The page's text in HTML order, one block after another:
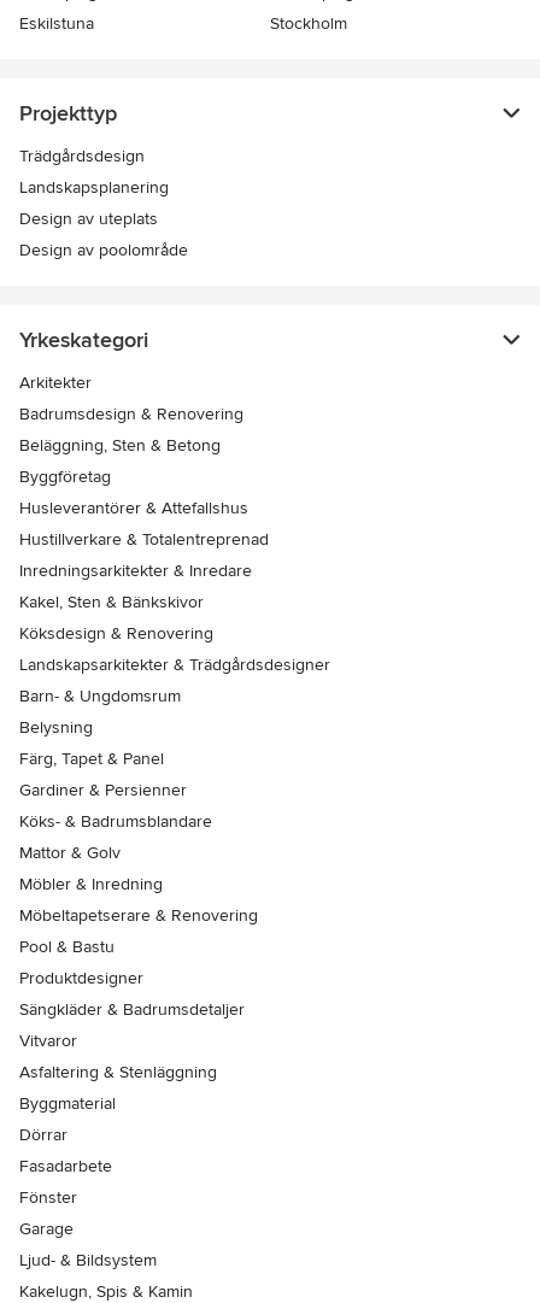
Eskilstuna
Stockholm
Projekttyp
Trädgårdsdesign
Landskapsplanering
Design av uteplats
Design av poolområde
Yrkeskategori
Arkitekter
Badrumsdesign & Renovering
Beläggning, Sten & Betong
Byggföretag
Husleverantörer & Attefallshus
Hustillverkare & Totalentreprenad
Inredningsarkitekter & Inredare
Kakel, Sten & Bänkskivor
Köksdesign & Renovering
Landskapsarkitekter & Trädgårdsdesigner
Barn- & Ungdomsrum
Belysning
Färg, Tapet & Panel
Gardiner & Persienner
Köks- & Badrumsblandare
Mattor & Golv
Möbler & Inredning
Möbeltapetserare & Renovering
Pool & Bastu
Produktdesigner
Sängkläder & Badrumsdetaljer
Vitvaror
Asfaltering & Stenläggning
Byggmaterial
Dörrar
Fasadarbete
Fönster
Garage
Ljud- & Bildsystem
Kakelugn, Spis & Kamin